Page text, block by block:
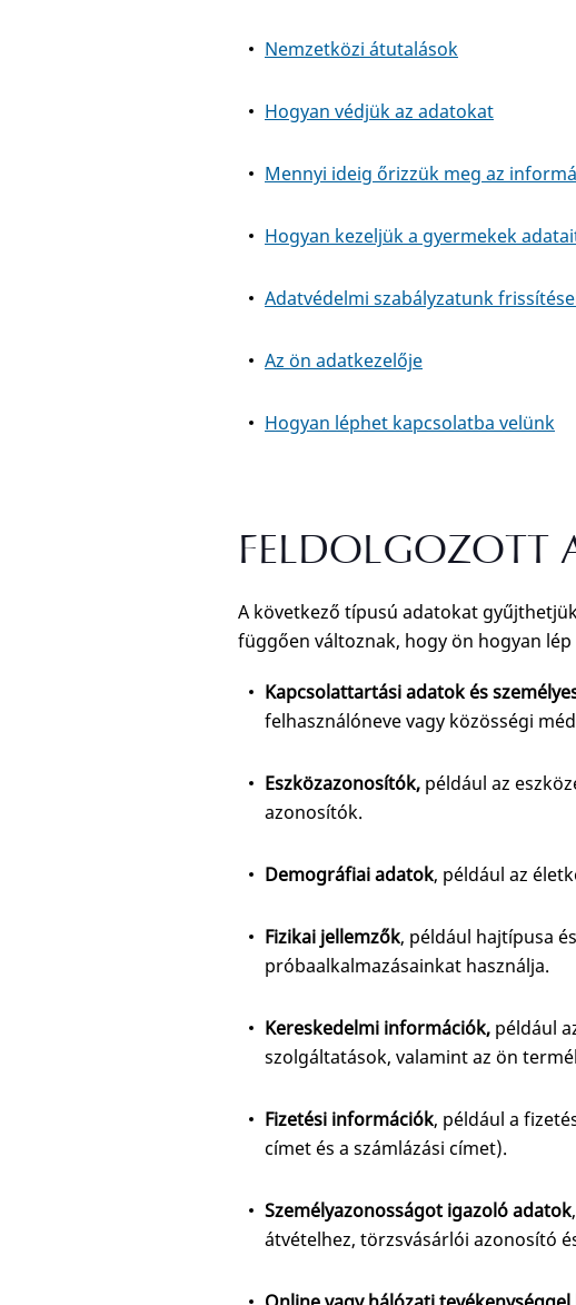
Nemzetközi átutalások
Hogyan védjük az adatokat
Mennyi ideig őrizzük meg az
Hogyan kezeljük a gyermekek
Adatvédelmi szabályzatunk
Az ön adatkezelője
Hogyan léphet kapcsolatba velünk
FELDOLGOZOTT
A következő típusú adatokat
függően változnak, hogy ön hogyan
Kapcsolattartási adatok és
felhasználóneve vagy közösségi
Eszközazonosítók, például az
azonosítók.
Demográfiai adatok, például az
Fizikai jellemzők, például hajtípusa
próbaalkalmazásainkat használja.
Kereskedelmi információk, például
szolgáltatások, valamint az ön
Fizetési információk, például a
címet és a számlázási címet).
Személyazonosságot igazoló adatok
átvételhez, törzsvásárlói azonosító